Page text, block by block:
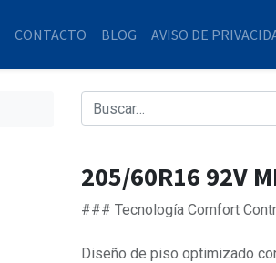
CONTACTO BLOG AVISO DE
205/60R16 92V
### Tecnología Comfort
Diseño de piso optimizado